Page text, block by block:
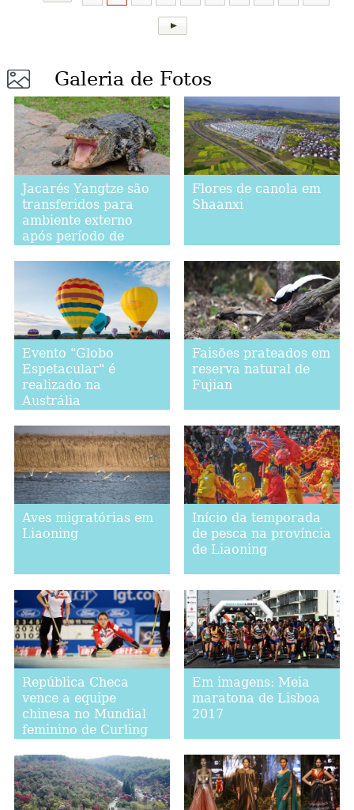
Galeria de Fotos
Jacarés Yangtze são
transferidos para
ambiente externo
após período de
Flores de canola em
Shaanxi
Evento "Globo
Espetacular" é
realizado na
Austrália
Faisões prateados em
reserva natural de
Fujian
Aves migratórias em
Liaoning
Início da temporada
de pesca na província
de Liaoning
República Checa
vence a equipe
chinesa no Mundial
feminino de Curling
Em imagens: Meia
maratona de Lisboa
2017